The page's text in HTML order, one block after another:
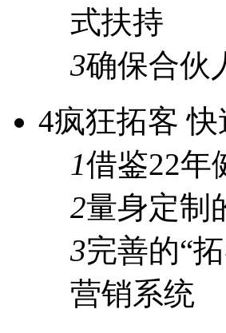
式扶持
3确保合伙
4疯狂拓客
1借鉴22年
2量身定制
3完善的“
营销系统